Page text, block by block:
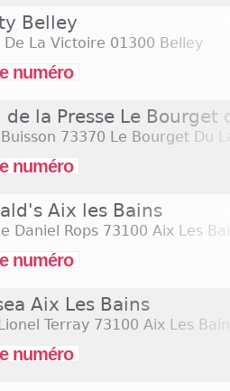
Belley
De La Victoire 01300 Belley
numéro
de la Presse Le Bourget
73370 Le Bourget Du
numéro
Aix les Bains
Daniel Rops 73100 Aix Les
numéro
Aix Les Bains
Terray 73100 Aix Les
numéro